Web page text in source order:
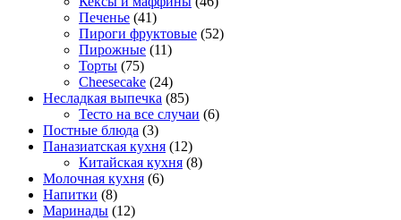
Печенье (41)
Пироги фруктовые (52)
Пирожные (11)
Торты (75)
Cheesecake (24)
Несладкая выпечка (85)
Тесто на все случаи (6)
Постные блюда (3)
Паназиатская кухня (12)
Китайская кухня (8)
Молочная кухня (6)
Напитки (8)
Маринады (12)